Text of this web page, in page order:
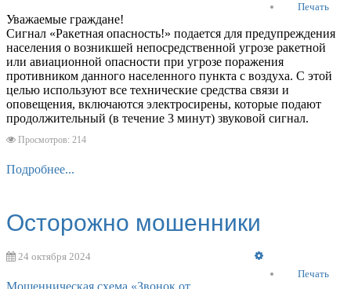
Печать
Уважаемые граждане!
Сигнал «Ракетная опасность!» подается для предупреждения
населения о возникшей непосредственной угрозе ракетной
или авиационной опасности при угрозе поражения
противником данного населенного пункта с воздуха. С этой
целью используют все технические средства связи и
оповещения, включаются электросирены, которые подают
продолжительный (в течение 3 минут) звуковой сигнал.
Просмотров: 214
Подробнее...
Осторожно мошенники
Печать
24 октября 2024
Мошенническая схема «Звонок от